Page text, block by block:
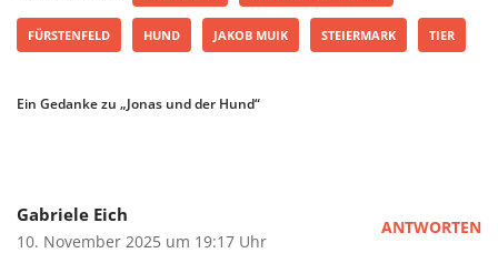
FÜRSTENFELD HUND JAKOB MUIK STEIERMARK TIER
Ein Gedanke zu „Jonas und der Hund“
Gabriele Eich
10. November 2025 um 19:17 Uhr
ANTWORTEN